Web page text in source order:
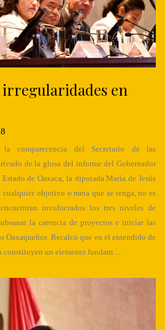
irregularidades en
comparecencia del Secretario de las
de la glosa del informe del Gobernador
de Oaxaca, la diputada María de Jesús
cualquier objetivo o meta que se tenga, no es
involucrados los tres niveles de
la carencia de proyectos e iniciar las
Oaxaqueños. Recalcó que en el entendido de
constituyen un elemento fundam…